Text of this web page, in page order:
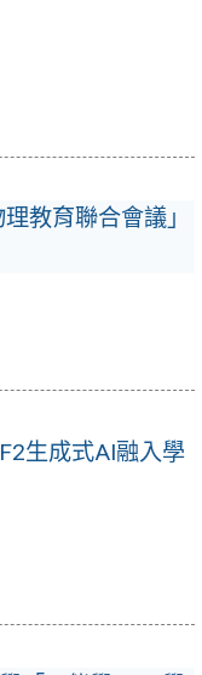
教育聯合會議」
生成式AI融入學